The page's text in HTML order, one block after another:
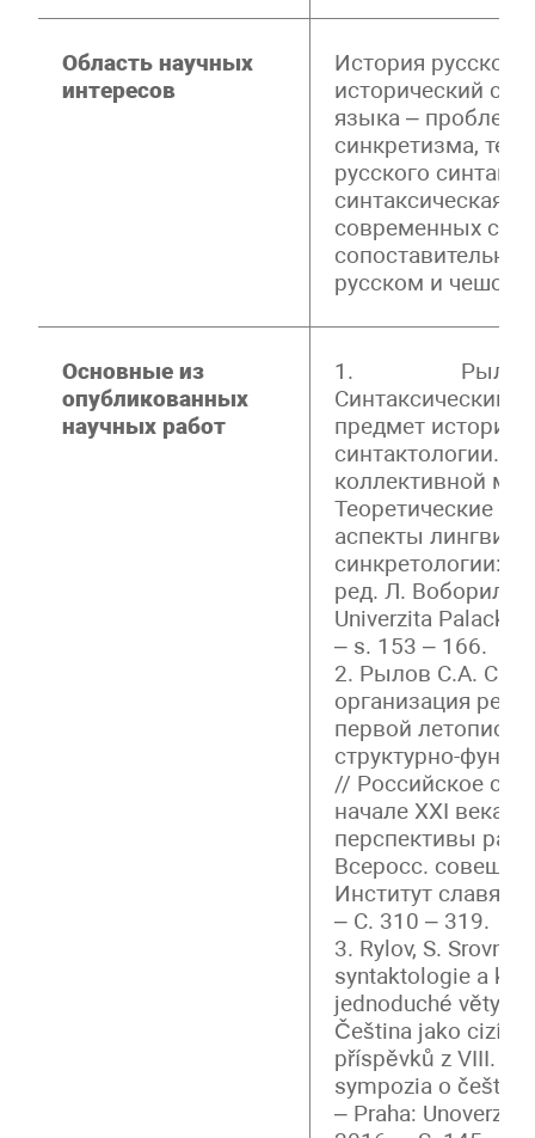
Область научных
интересов
История русского
исторический
языка – проблема
синкретизма,
русского
синтаксическая
современных
русском и
Основные из
опубликованных
научных работ
1. Рылов
Синтаксический
предмет
синтактологии.
коллективной
Теоретические и
аспекты
синкретологии:
ред. Л. Воборил.
Univerzita
– s. 153 – 166.
2. Рылов С.А.
организация
первой летописи
структурно-
// Российское
начале XXI века:
перспективы
Всеросс.
Институт
– С. 310 – 319.
3. Rylov, S.
syntaktologie a
jednoduché věty
Čeština jako cizí
příspěvků z VIII.
sympozia o
– Praha: